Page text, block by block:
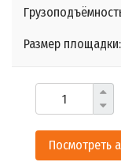
Размер
Посмотреть